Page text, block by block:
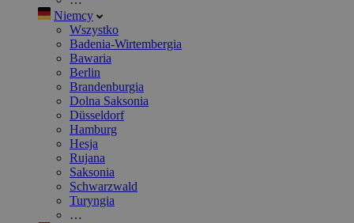
Niemcy
Wszystko
Badenia-Wirtembergia
Bawaria
Berlin
Brandenburgia
Dolna Saksonia
Düsseldorf
Hamburg
Hesja
Rujana
Saksonia
Schwarzwald
Turyngia
…